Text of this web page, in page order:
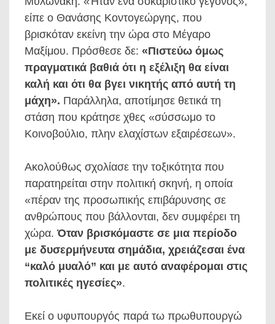
είπε ο Θανάσης Κοντογεώργης, που
βρισκόταν εκείνη την ώρα στο Μέγαρο
Μαξίμου. Πρόσθεσε δε: «Πιστεύω όμως
πραγματικά βαθιά ότι η εξέλιξη θα είναι
καλή και ότι θα βγει νικητής από αυτή τη
μάχη». Παράλληλα, αποτίμησε θετικά τη
στάση που κράτησε χθες «σύσσωμο το
Κοινοβούλιο, πλην ελαχίστων εξαιρέσεων».
Ακολούθως σχολίασε την τοξικότητα που
παρατηρείται στην πολιτική σκηνή, η οποία
«πέραν της προσωπικής επιβάρυνσης σε
ανθρώπους που βάλλονται, δεν συμφέρει τη
χώρα.Όταν βρισκόμαστε σε μια περίοδο
με δυσερμήνευτα σημάδια, χρειάζεσαι ένα
“καλό μυαλό” και με αυτό αναφέρομαι στις
πολιτικές ηγεσίες».
Εκεί ο υφυπουργός παρά τω πρωθυπουργώ